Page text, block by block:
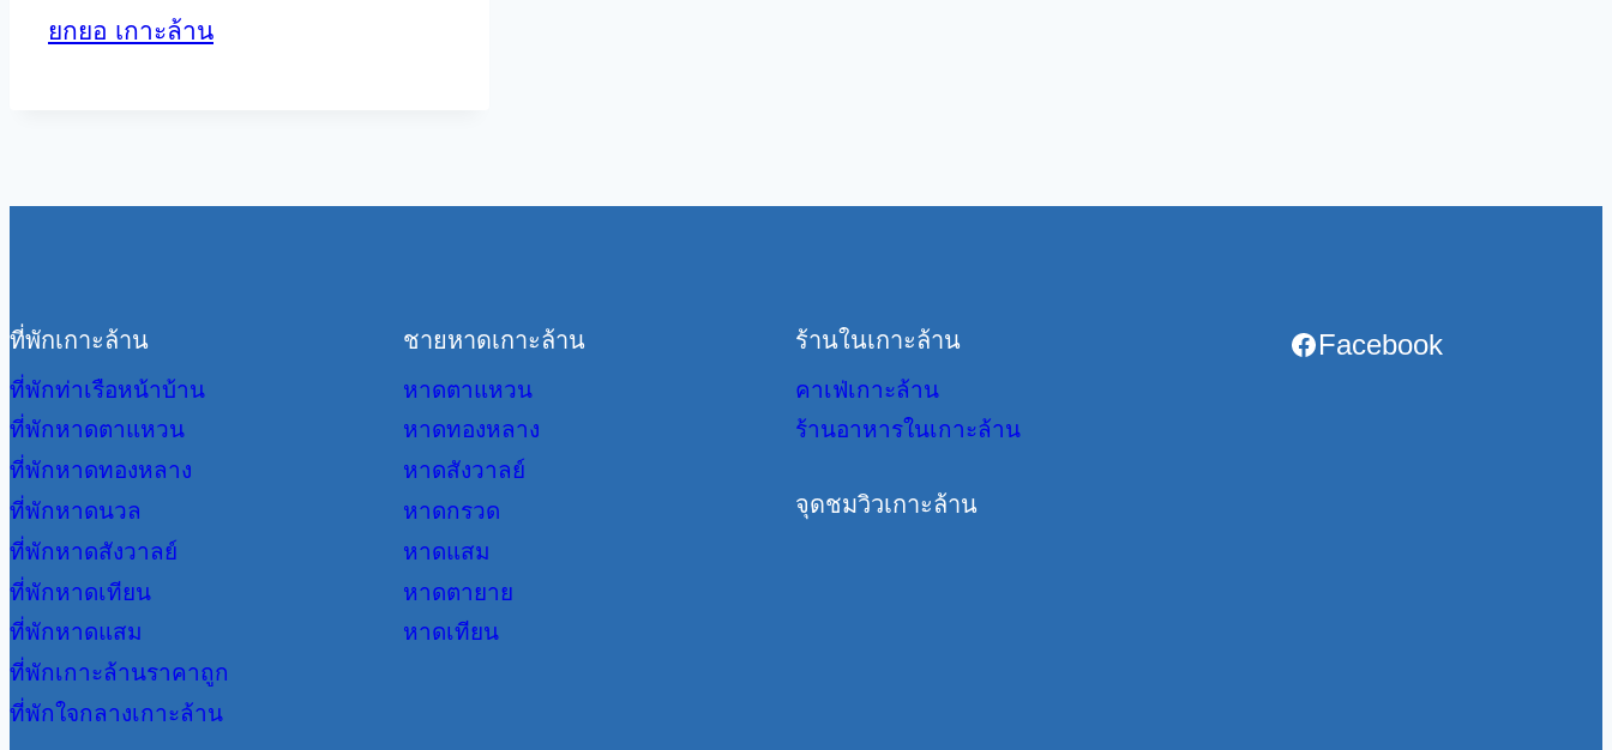
ยกยอ เกาะล้าน
ที่พักเกาะล้าน
ที่พักท่าเรือหน้าบ้าน
ที่พักหาดตาแหวน
ที่พักหาดทองหลาง
ที่พักหาดนวล
ที่พักหาดสังวาลย์
ที่พักหาดเทียน
ที่พักหาดแสม
ที่พักเกาะล้านราคาถูก
ที่พักใจกลางเกาะล้าน
ชายหาดเกาะล้าน
หาดตาแหวน
หาดทองหลาง
หาดสังวาลย์
หาดกรวด
หาดแสม
หาดตายาย
หาดเทียน
ร้านในเกาะล้าน
คาเฟ่เกาะล้าน
ร้านอาหารในเกาะล้าน
จุดชมวิวเกาะล้าน
Facebook